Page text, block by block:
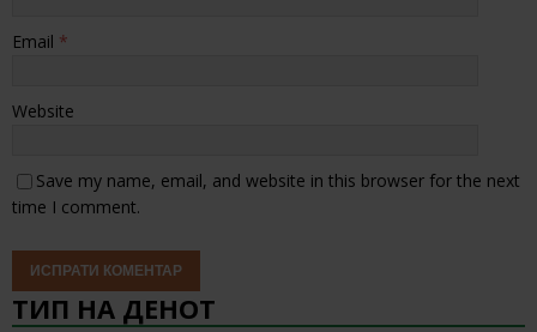
Email *
Website
Save my name, email, and website in this browser for the next
time I comment.
ТИП НА ДЕНОТ